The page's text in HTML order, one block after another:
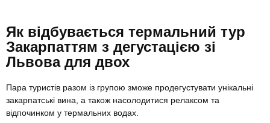
Як відбувається термальний тур
Закарпаттям з дегустацією зі
Львова для двох
Пара туристів разом із групою зможе продегустувати унікальні
закарпатські вина, а також насолодитися релаксом та
відпочинком у термальних водах.